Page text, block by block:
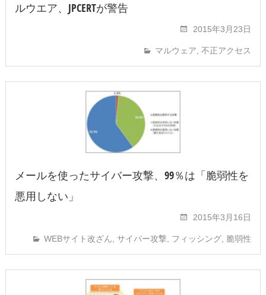
ルウエア、JPCERTが警告
2015年3月23日
マルウェア ,不正アクセス
メールを使ったサイバー攻撃、99％は「脆弱性を
悪用しない」
2015年3月16日
WEBサイト改ざん ,サイバー攻撃 フィッシング 脆弱性